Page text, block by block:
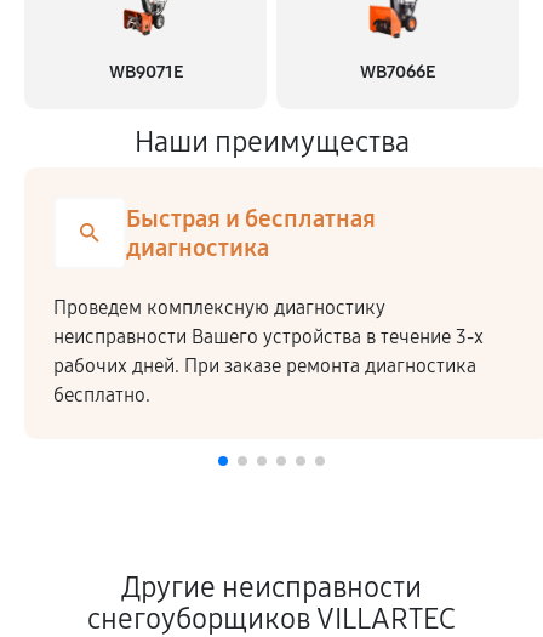
WB9071E WB7066E
Наши преимущества
Быстрая и бесплатная
диагностика
Проведем комплексную диагностику
неисправности Вашего устройства в течение 3-х
рабочих дней. При заказе ремонта диагностика
бесплатно.
Другие неисправности
снегоуборщиков VILLARTEC